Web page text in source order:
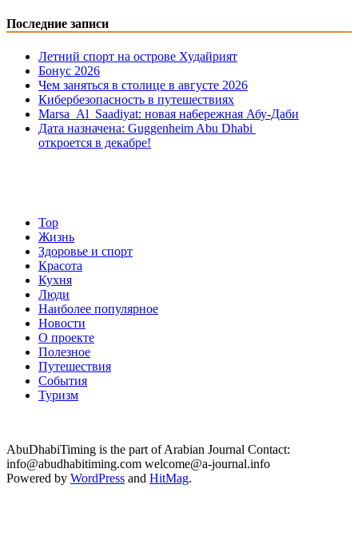
Последние записи
Летний спорт на острове Худайрият
Бонус 2026
Чем заняться в столице в августе 2026
Кибербезопасность в путешествиях
Marsa Al Saadiyat: новая на6ережная Абу-Даби
Дата назначена: Guggenheim Abu Dhabi
откроется в декабре!
Top
Жизнь
Здоровье и спорт
Красота
Кухня
Люди
Наиболее популярное
Новости
О проекте
Полезное
Путешествия
События
Туризм
AbuDhabiTiming is the part of Arabian Journal Contact:
info@abudhabitiming.com welcome@a-journal.info
Powered by WordPress and HitMag.